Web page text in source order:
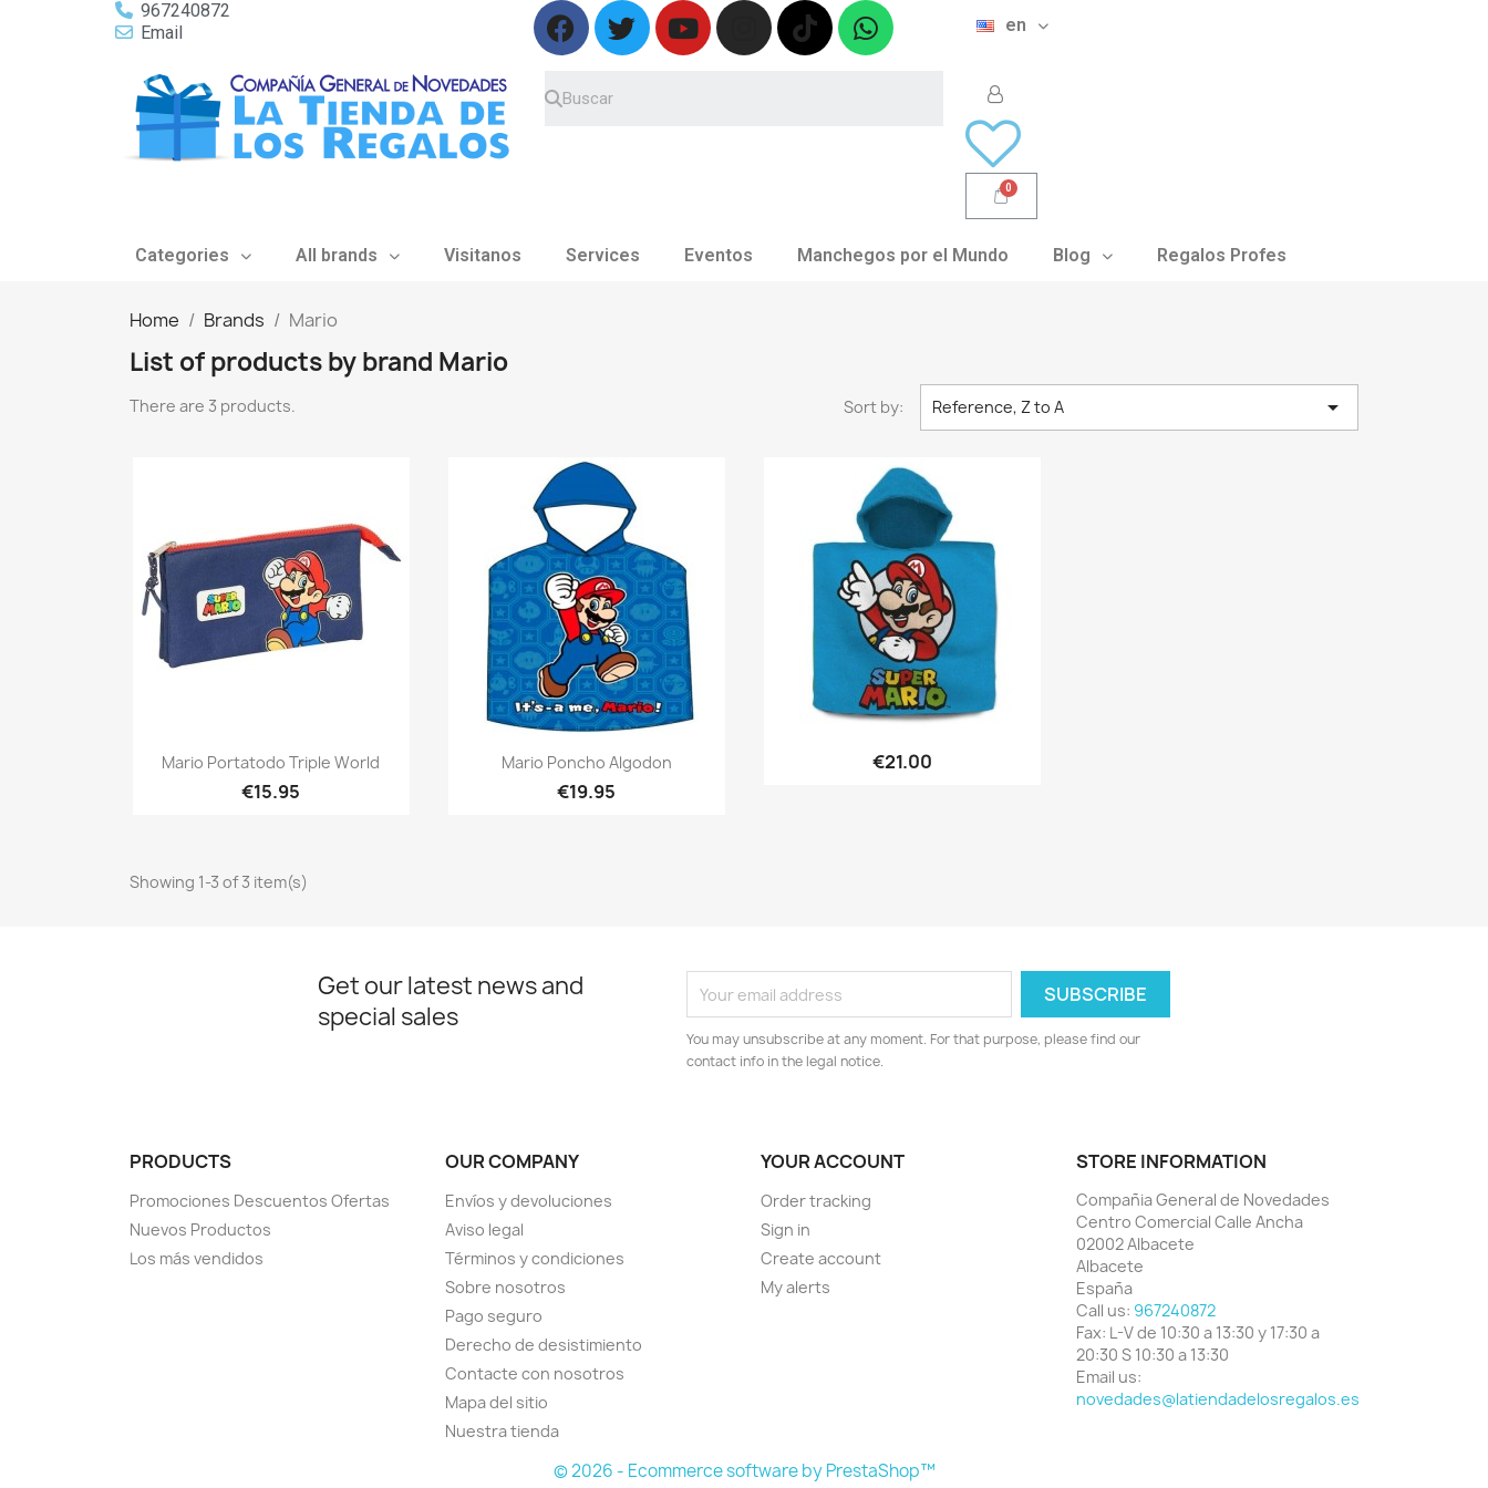
967240872
Email
en
Categories All brands Visitanos Services Eventos Manchegos por el Mundo Blog Regalos Profes
Home Brands Mario
List of products by brand Mario
There are 3 products. Sort by: Reference, Z to A 
Quick view
Mario Portatodo Triple World
€15.95
Quick view
Mario Poncho Algodon
€19.95
Quick view
€21.00
Showing 1-3 of 3 item(s)
Get our latest news and
special sales
You may unsubscribe at any moment. For that purpose, please find our
contact info in the legal notice.
PRODUCTS
Promociones Descuentos Ofertas
Nuevos Productos
Los más vendidos
OUR COMPANY
Envíos y devoluciones
Aviso legal
Términos y condiciones
Sobre nosotros
Pago seguro
Derecho de desistimiento
Contacte con nosotros
Mapa del sitio
Nuestra tienda
YOUR ACCOUNT
Order tracking
Sign in
Create account
My alerts
STORE INFORMATION
Compañia General de Novedades
Centro Comercial Calle Ancha
02002 Albacete
Albacete
España
Call us: 967240872
Fax: L-V de 10:30 a 13:30 y 17:30 a
20:30 S 10:30 a 13:30
Email us:
novedades@latiendadelosregalos.es
© 2026 - Ecommerce software by PrestaShop™